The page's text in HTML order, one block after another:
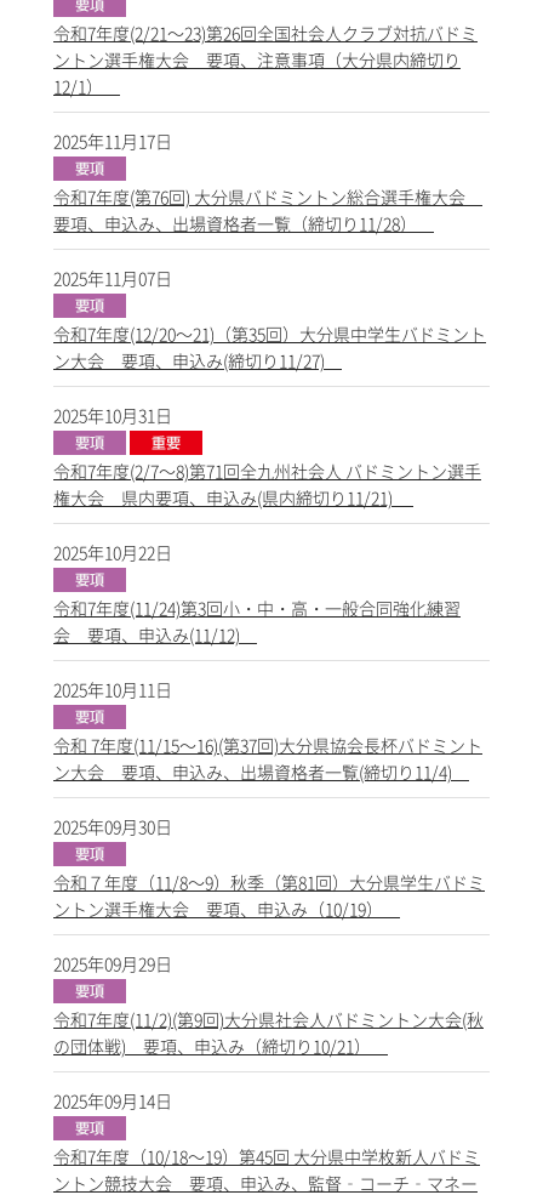
令和7年度(2/21～23)第26回全国社会人クラブ対抗バドミ
ントン選手権大会 要項、注意事項（大分県内締切り
12/1）
2025年11月17日
令和7年度(第76回) 大分県バドミントン総合選手権大会
要項、申込み、出場資格者一覧（締切り11/28）
2025年11月07日
令和7年度(12/20～21)（第35回）大分県中学生バドミント
ン大会 要項、申込み(締切り11/27)
2025年10月31日
令和7年度(2/7～8)第71回全九州社会人 バドミントン選手
権大会 県内要項、申込み(県内締切り11/21)
2025年10月22日
令和7年度(11/24)第3回小・中・高・一般合同強化練習
会 要項、申込み(11/12)
2025年10月11日
令和 7年度(11/15～16)(第37回)大分県協会長杯バドミント
ン大会 要項、申込み、出場資格者一覧(締切り11/4)
2025年09月30日
令和７年度（11/8～9）秋季（第81回）大分県学生バドミ
ントン選手権大会 要項、申込み（10/19）
2025年09月29日
令和7年度(11/2)(第9回)大分県社会人バドミントン大会(秋
の団体戦) 要項、申込み（締切り10/21）
2025年09月14日
令和7年度（10/18～19）第45回 大分県中学枚新人バドミ
ントン競技大会 要項、申込み、監督‐コーチ‐マネー